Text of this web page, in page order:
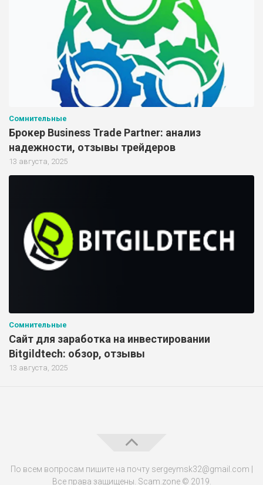
Сомнительные
Брокер Business Trade Partner: анализ
надежности, отзывы трейдеров
13 августа, 2025
Сомнительные
Сайт для заработка на инвестировании
Bitgildtech: обзор, отзывы
13 августа, 2025
По всем вопросам пишите на почту sergeymsk32@gmail.com |
Все права защищены. Scam.zone © 2019.